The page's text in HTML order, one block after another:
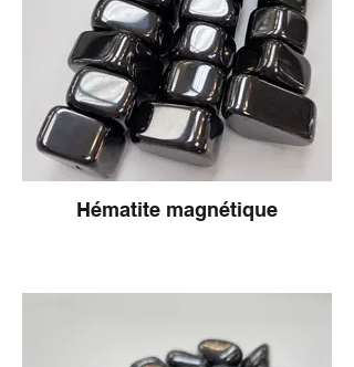
Hématite magnétique